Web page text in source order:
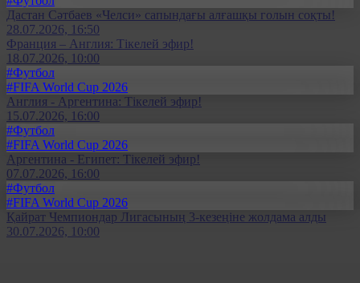
Дастан Сәтбаев «Челси» сапындағы алғашқы голын соқты!
28.07.2026, 16:50
Франция – Англия: Тікелей эфир!
18.07.2026, 10:00
#Футбол
#FIFA World Cup 2026
Англия - Аргентина: Тікелей эфир!
15.07.2026, 16:00
#Футбол
#FIFA World Cup 2026
Аргентина - Египет: Тікелей эфир!
07.07.2026, 16:00
#Футбол
#FIFA World Cup 2026
Қайрат Чемпиондар Лигасының 3-кезеңіне жолдама алды
30.07.2026, 10:00